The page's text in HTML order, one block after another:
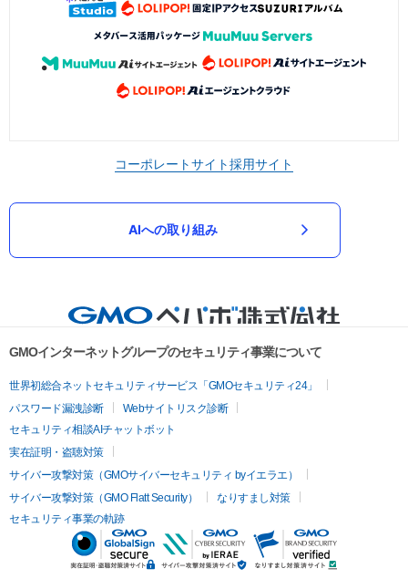
コーポレートサイト採用サイト
AIへの取り組み
GMOインターネットグループのセキュリティ事業について
世界初総合ネットセキュリティサービス「GMOセキュリティ24」
パスワード漏洩診断
Webサイトリスク診断
セキュリティ相談AIチャットボット
実在証明・盗聴対策
サイバー攻撃対策（GMOサイバーセキュリティ byイエラエ）
サイバー攻撃対策（GMO Flatt Security）
なりすまし対策
セキュリティ事業の軌跡